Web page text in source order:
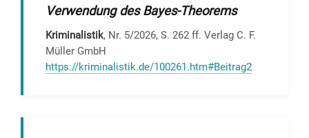
Verwendung des Bayes-Theorems
Kriminalistik, Nr. 5/2026, S. 262 ff. Verlag C. F.
Müller GmbH
https://kriminalistik.de/100261.htm#Beitrag2